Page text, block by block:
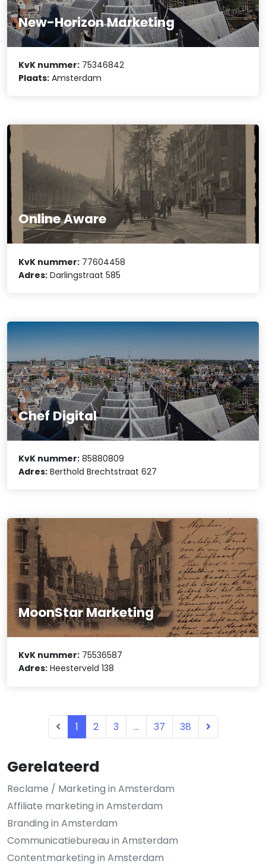
Gerelateerd
Reclame / Marketing in Amsterdam
Affiliate marketing in Amsterdam
Branding in Amsterdam
Communicatiebureau in Amsterdam
Contentmarketing in Amsterdam
New-Horizon Marketing
KvK nummer: 75346842
Plaats: Amsterdam
Online Aware
KvK nummer: 77604458
Adres: Darlingstraat 585
Chef Digital
KvK nummer: 85880809
Adres: Berthold Brechtstraat 627
MoonStar Marketing
KvK nummer: 75536587
Adres: Heesterveld 138
1 2 3 ... 37 38